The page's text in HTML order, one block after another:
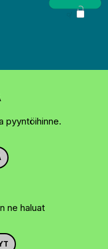
pyyntöihinne.
ne haluat